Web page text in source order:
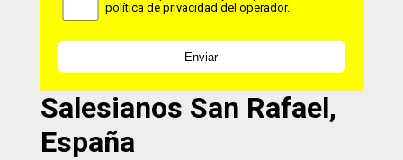
Salesianos San Rafael,
España
política de privacidad del operador.
Enviar